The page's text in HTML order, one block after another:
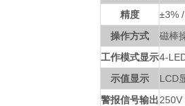
精度
±3%
操作方式
磁棒
工作模式显示4-
示值显示
LCD
警报信号输出250V